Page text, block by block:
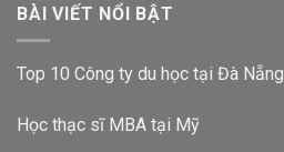
BÀI VIẾT NỔI BẬT
Top 10 Công ty du học tại Đà Nẵng
Học thạc sĩ MBA tại Mỹ